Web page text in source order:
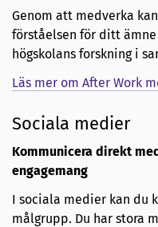
Genom att medverka
förståelsen för ditt
högskolans forskning i
Läs mer om After Work
Sociala medier
Kommunicera direkt
engagemang
I sociala medier kan du
målgrupp. Du har stora